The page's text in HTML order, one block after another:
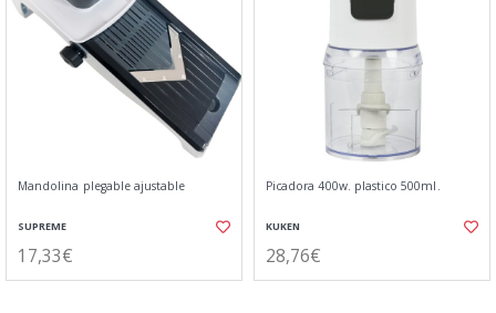
Mandolina plegable ajustable
SUPREME
17,33€
Picadora 400w. plastico 500ml.
KUKEN
28,76€